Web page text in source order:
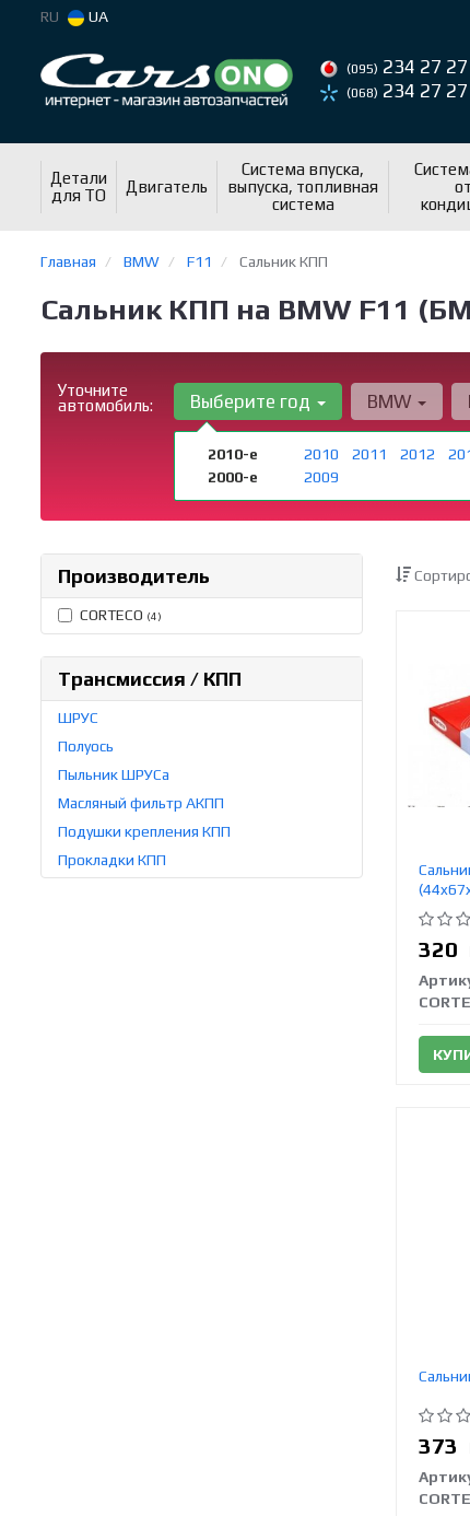
RU UA
(095) 234 27 27
(068) 234 27 27
Детали
для ТО
Двигатель
Система впуска,
выпуска, топливная
система
Главная BMW F11 Сальник КПП
Сальник КПП на BMW F11
Уточните
автомобиль:
Выберите год
2010-е 2010 2011 2012
2000-е
2009
BMW
Производитель
CORTECO (4)
Трансмиссия / КПП
ШРУС
Полуось
Пыльник ШРУСа
Масляный фильтр АКПП
Подушки крепления КПП
Прокладки КПП
320
373